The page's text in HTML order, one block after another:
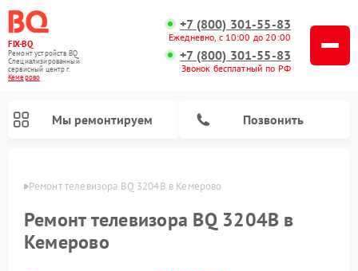
FIX-BQ
Ремонт устройств BQ
Специализированный
cервисный центр г.
Кемерово
+7 (800) 301-55-83
Ежедневно, с 10:00 до 20:00
+7 (800) 301-55-83
Звонок бесплатный по РФ
Мы ремонтируем Позвонить
Ремонт телевизора BQ 3204B в Кемерово
Ремонт телевизора BQ 3204B в
Кемерово